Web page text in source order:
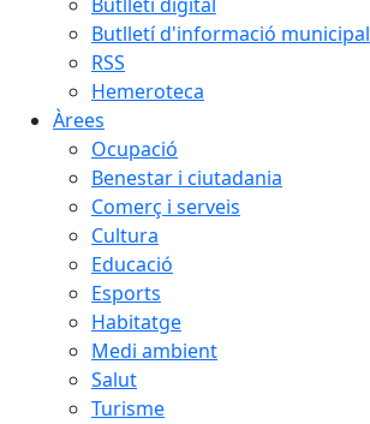
Butlletí d'informació municipal
RSS
Hemeroteca
Àrees
Ocupació
Benestar i ciutadania
Comerç i serveis
Cultura
Educació
Esports
Habitatge
Medi ambient
Salut
Turisme